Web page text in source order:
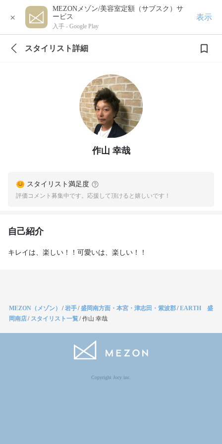
×
MEZONメゾン/美容室定額（サブスク）サ
ービス
入手 - Google Play
表示
スタイリスト詳細
作山 幸哉
スタイリスト満足度
評価コメント募集中です。応援して頂けると嬉しいです！
自己紹介
キレイは、楽しい！！可愛いは、楽しい！！
MEZON（メゾン） /岩手/盛岡南方面・本宮・津志田・紫波郡/EARTH 盛
岡南店/ スタイリスト一覧/作山 幸哉
Copyright Jocy inc.